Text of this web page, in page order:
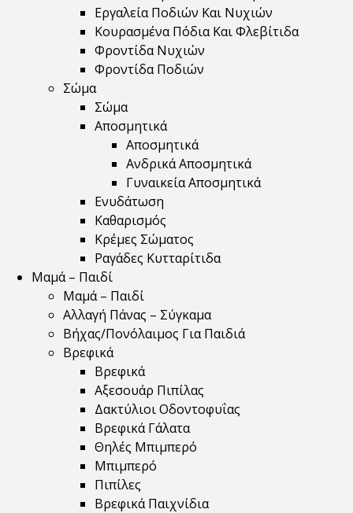
Εργαλεία Ποδιών Και Νυχιών
Κουρασμένα Πόδια Και Φλεβίτιδα
Φροντίδα Νυχιών
Φροντίδα Ποδιών
Σώμα
Σώμα
Αποσμητικά
Αποσμητικά
Ανδρικά Αποσμητικά
Γυναικεία Αποσμητικά
Ενυδάτωση
Καθαρισμός
Κρέμες Σώματος
Ραγάδες Κυτταρίτιδα
Μαμά – Παιδί
Μαμά – Παιδί
Αλλαγή Πάνας – Σύγκαμα
Βήχας/Πονόλαιμος Για Παιδιά
Βρεφικά
Βρεφικά
Αξεσουάρ Πιπίλας
Δακτύλιοι Οδοντοφυΐας
Βρεφικά Γάλατα
Θηλές Μπιμπερό
Μπιμπερό
Πιπίλες
Βρεφικά Παιχνίδια